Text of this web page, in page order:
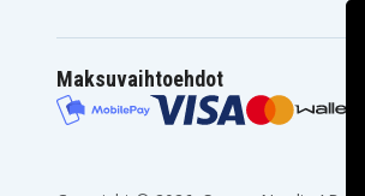
Maksuvaihtoehdot